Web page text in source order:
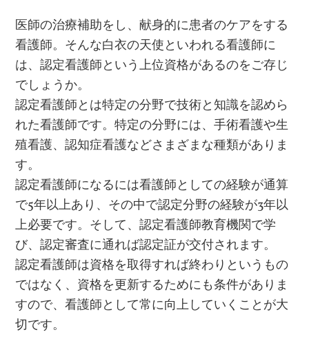
医師の治療補助をし、献身的に患者のケアをする
看護師。そんな白衣の天使といわれる看護師に
は、認定看護師という上位資格があるのをご存じ
でしょうか。
認定看護師とは特定の分野で技術と知識を認めら
れた看護師です。特定の分野には、手術看護や生
殖看護、認知症看護などさまざまな種類がありま
す。
認定看護師になるには看護師としての経験が通算
で5年以上あり、その中で認定分野の経験が3年以
上必要です。そして、認定看護師教育機関で学
び、認定審査に通れば認定証が交付されます。
認定看護師は資格を取得すれば終わりというもの
ではなく、資格を更新するためにも条件がありま
すので、看護師として常に向上していくことが大
切です。